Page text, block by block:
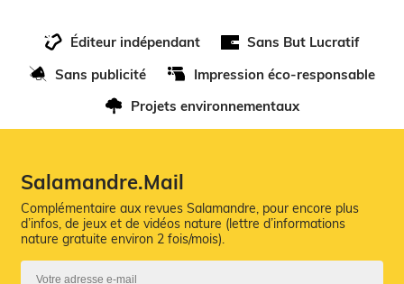
Éditeur indépendant
Sans But Lucratif
Sans publicité
Impression éco-responsable
Projets environnementaux
Salamandre.Mail
Complémentaire aux revues Salamandre, pour encore plus
d’infos, de jeux et de vidéos nature (lettre d’informations
nature gratuite environ 2 fois/mois).